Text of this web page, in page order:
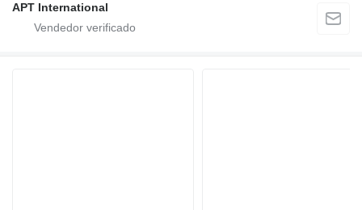
APT International